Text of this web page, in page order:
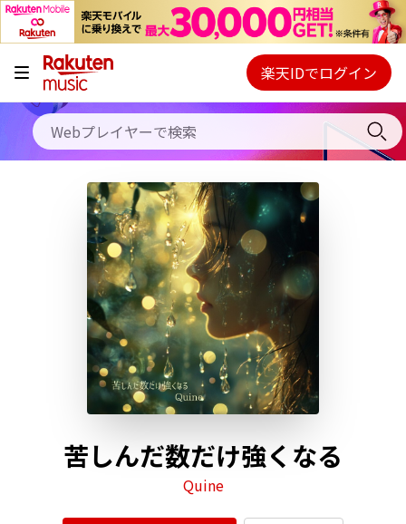
キャンペーン
料金プラン
使い方
初回30日間無料お試し
Webプレイヤー
ご契約内容の確認・変更
楽天IDでログイン
苦しんだ数だけ強くなる
Quine